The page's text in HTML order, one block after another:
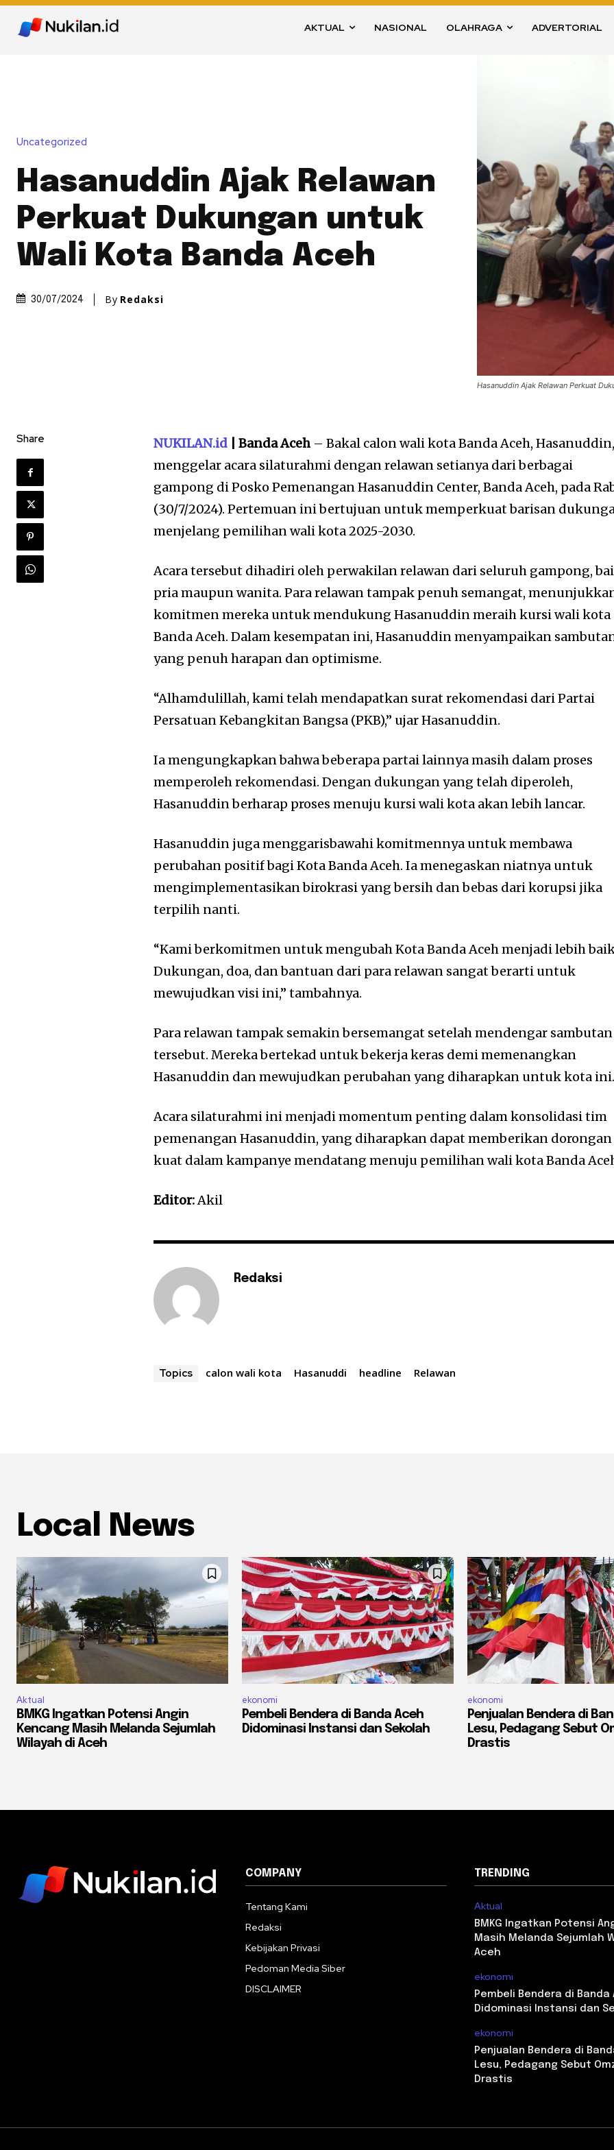
AKTUAL NASIONAL OLAHRAGA ADVERTORIAL
Uncategorized
Hasanuddin Ajak Relawan
Perkuat Dukungan untuk
Wali Kota Banda Aceh
30/07/2024 By Redaksi
Hasanuddin Ajak Relawan Perkuat
Share NUKILAN.id | Banda Aceh – Bakal calon wali kota Banda Aceh, Hasanuddin,
menggelar acara silaturahmi dengan relawan setianya dari berbagai
gampong di Posko Pemenangan Hasanuddin Center, Banda Aceh, pada
(30/7/2024). Pertemuan ini bertujuan untuk memperkuat barisan
menjelang pemilihan wali kota 2025-2030.
Acara tersebut dihadiri oleh perwakilan relawan dari seluruh gampong,
pria maupun wanita. Para relawan tampak penuh semangat,
komitmen mereka untuk mendukung Hasanuddin meraih kursi wali kota
Banda Aceh. Dalam kesempatan ini, Hasanuddin menyampaikan
yang penuh harapan dan optimisme.
“Alhamdulillah, kami telah mendapatkan surat rekomendasi dari Partai
Persatuan Kebangkitan Bangsa (PKB),” ujar Hasanuddin.
Ia mengungkapkan bahwa beberapa partai lainnya masih dalam proses
memperoleh rekomendasi. Dengan dukungan yang telah diperoleh,
Hasanuddin berharap proses menuju kursi wali kota akan lebih lancar.
Hasanuddin juga menggarisbawahi komitmennya untuk membawa
perubahan positif bagi Kota Banda Aceh. Ia menegaskan niatnya untuk
mengimplementasikan birokrasi yang bersih dan bebas dari korupsi jika
terpilih nanti.
“Kami berkomitmen untuk mengubah Kota Banda Aceh menjadi lebih
Dukungan, doa, dan bantuan dari para relawan sangat berarti untuk
mewujudkan visi ini,” tambahnya.
Para relawan tampak semakin bersemangat setelah mendengar sambutan
tersebut. Mereka bertekad untuk bekerja keras demi memenangkan
Hasanuddin dan mewujudkan perubahan yang diharapkan untuk kota ini.
Acara silaturahmi ini menjadi momentum penting dalam konsolidasi tim
pemenangan Hasanuddin, yang diharapkan dapat memberikan dorongan
kuat dalam kampanye mendatang menuju pemilihan wali kota Banda
Editor:Akil
Redaksi
Topics calon wali kota Hasanuddi headline Relawan
Local News
Aktual
BMKG Ingatkan Potensi Angin
Kencang Masih Melanda Sejumlah
Wilayah di Aceh
ekonomi
Pembeli Bendera di Banda Aceh
Didominasi Instansi dan Sekolah
ekonomi
Penjualan Bendera di
Lesu, Pedagang Sebut
Drastis
COMPANY
Tentang Kami
Redaksi
Kebijakan Privasi
Pedoman Media Siber
DISCLAIMER
TRENDING
Aktual
BMKG Ingatkan Potensi
Masih Melanda Sejumlah
Aceh
ekonomi
Pembeli Bendera di Banda
Didominasi Instansi dan
ekonomi
Penjualan Bendera di
Lesu, Pedagang Sebut
Drastis